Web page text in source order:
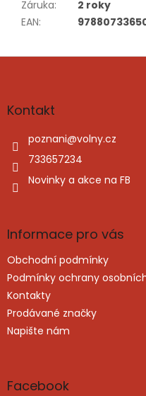
Záruka:
2 roky
EAN:
Z
aKontakt
poznani@volny.cz
733657234
Novinky a akce na FB
Informace pro vás
Obchodní podmínky
Podmínky ochrany
Kontakty
Prodávané značky
Napište nám
Facebook